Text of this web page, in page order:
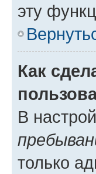
эту
Как
В
только